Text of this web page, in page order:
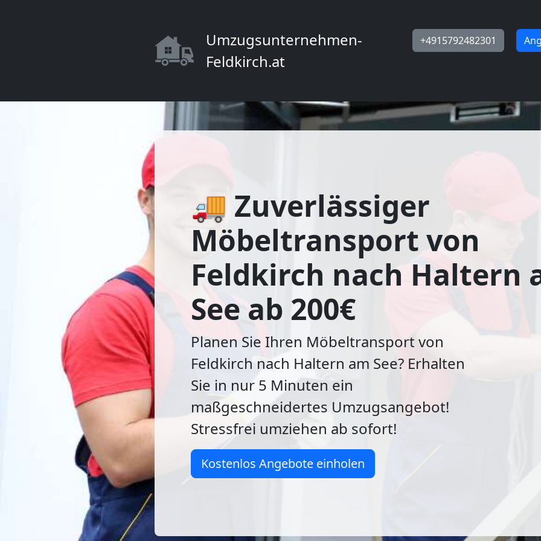
Umzugsunternehmen-
Feldkirch.at
+4915792482301
🚚 Zuverlässiger
Möbeltransport von
Feldkirch nach Haltern
See ab 200€
Planen Sie Ihren Möbeltransport von
Feldkirch nach Haltern am See? Erhalten
Sie in nur 5 Minuten ein
maßgeschneidertes Umzugsangebot!
Stressfrei umziehen ab sofort!
Kostenlos Angebote einholen